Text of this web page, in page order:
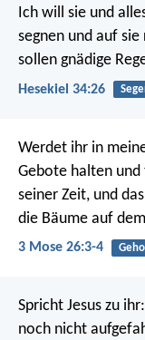
Ich will sie und
segnen und auf
sollen gnädige
Hesekiel 34:26
Werdet ihr in
Gebote halten und
seiner Zeit, und
die Bäume auf
3 Mose 26:3-4
Spricht Jesus zu
noch nicht